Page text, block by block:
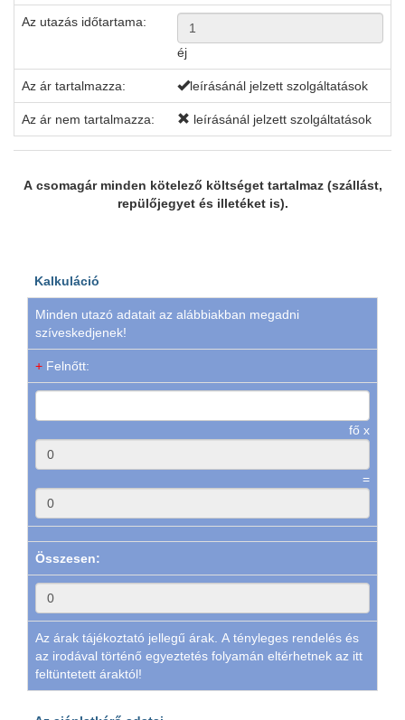
Az utazás időtartama:
éj
Az ár tartalmazza: leírásánál jelzett szolgáltatások
Az ár nem tartalmazza: leírásánál jelzett szolgáltatások
A csomagár minden kötelező költséget tartalmaz (szállást,
repülőjegyet és illetéket is).
Kalkuláció
Minden utazó adatait az alábbiakban megadni
szíveskedjenek!
+ Felnőtt:
fő x
=
Összesen:
Az árak tájékoztató jellegű árak. A tényleges rendelés és
az irodával történő egyeztetés folyamán eltérhetnek az itt
feltüntetett áraktól!